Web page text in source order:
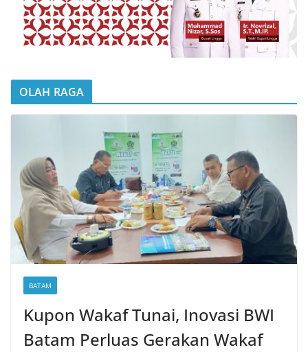
OLAH RAGA
BATAM
Kupon Wakaf Tunai, Inovasi BWI
Batam Perluas Gerakan Wakaf